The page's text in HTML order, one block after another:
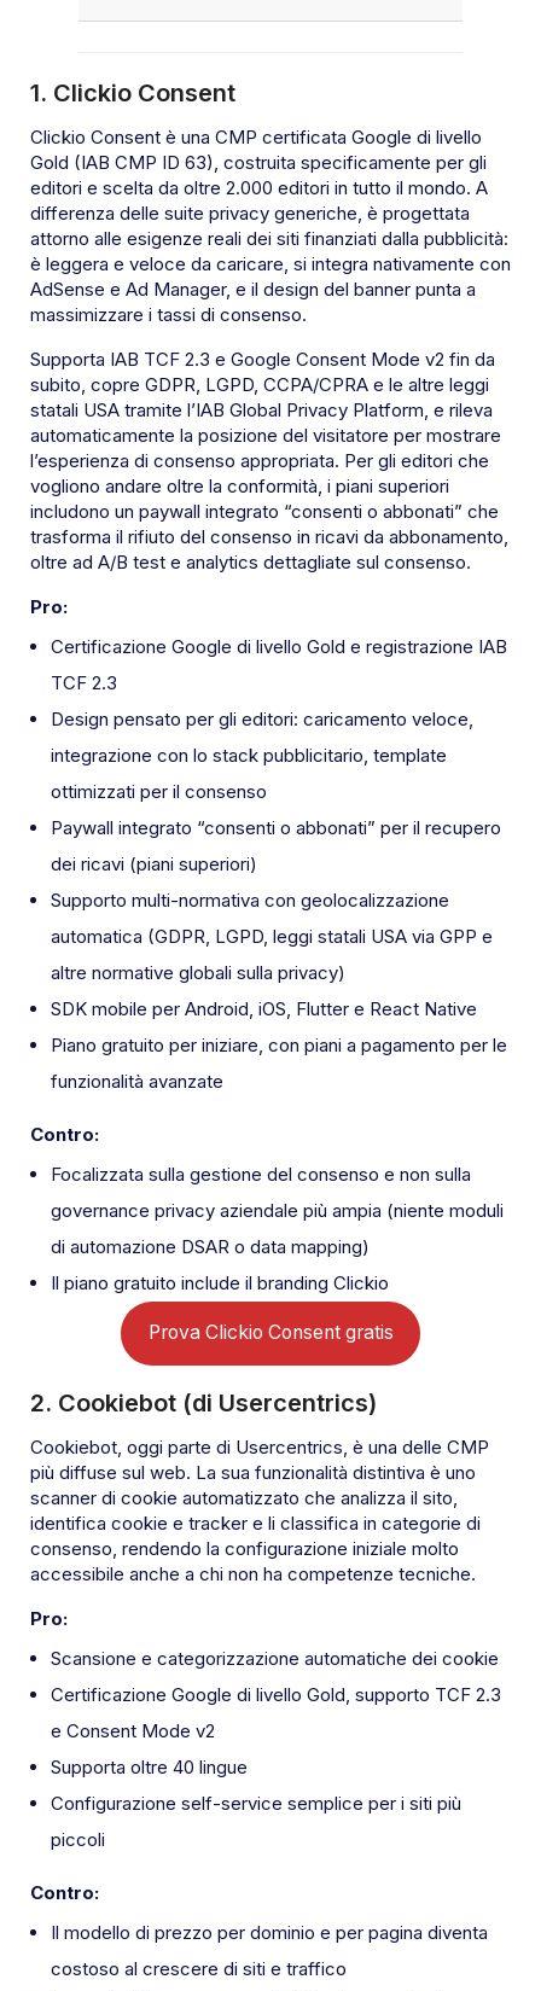
1. Clickio Consent
Clickio Consent è una CMP certificata Google di livello
Gold (IAB CMP ID 63), costruita specificamente per gli
editori e scelta da oltre 2.000 editori in tutto il mondo. A
differenza delle suite privacy generiche, è progettata
attorno alle esigenze reali dei siti finanziati dalla pubblicità:
è leggera e veloce da caricare, si integra nativamente con
AdSense e Ad Manager, e il design del banner punta a
massimizzare i tassi di consenso.
Supporta IAB TCF 2.3 e Google Consent Mode v2 fin da
subito, copre GDPR, LGPD, CCPA/CPRA e le altre leggi
statali USA tramite l’IAB Global Privacy Platform, e rileva
automaticamente la posizione del visitatore per mostrare
l’esperienza di consenso appropriata. Per gli editori che
vogliono andare oltre la conformità, i piani superiori
includono un paywall integrato “consenti o abbonati” che
trasforma il rifiuto del consenso in ricavi da abbonamento,
oltre ad A/B test e analytics dettagliate sul consenso.
Pro:
Certificazione Google di livello Gold e registrazione IAB
TCF 2.3
Design pensato per gli editori: caricamento veloce,
integrazione con lo stack pubblicitario, template
ottimizzati per il consenso
Paywall integrato “consenti o abbonati” per il recupero
dei ricavi (piani superiori)
Supporto multi-normativa con geolocalizzazione
automatica (GDPR, LGPD, leggi statali USA via GPP e
altre normative globali sulla privacy)
SDK mobile per Android, iOS, Flutter e React Native
Piano gratuito per iniziare, con piani a pagamento per le
funzionalità avanzate
Contro:
Focalizzata sulla gestione del consenso e non sulla
governance privacy aziendale più ampia (niente moduli
di automazione DSAR o data mapping)
Il piano gratuito include il branding Clickio
Prova Clickio Consent gratis
2. Cookiebot (di Usercentrics)
Cookiebot, oggi parte di Usercentrics, è una delle CMP
più diffuse sul web. La sua funzionalità distintiva è uno
scanner di cookie automatizzato che analizza il sito,
identifica cookie e tracker e li classifica in categorie di
consenso, rendendo la configurazione iniziale molto
accessibile anche a chi non ha competenze tecniche.
Pro:
Scansione e categorizzazione automatiche dei cookie
Certificazione Google di livello Gold, supporto TCF 2.3
e Consent Mode v2
Supporta oltre 40 lingue
Configurazione self-service semplice per i siti più
piccoli
Contro:
Il modello di prezzo per dominio e per pagina diventa
costoso al crescere di siti e traffico